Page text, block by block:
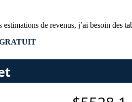
de revenus, j’ai besoin des
GRATUIT